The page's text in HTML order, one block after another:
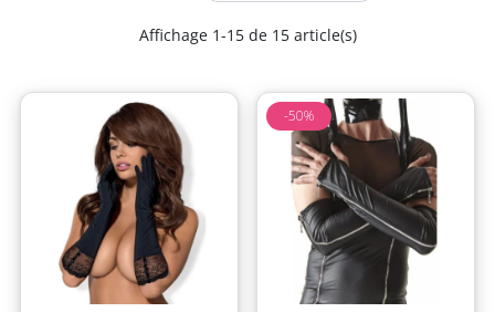
Affichage 1-15 de 15 article(s)
-50%